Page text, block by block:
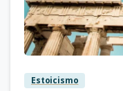
Estoicismo